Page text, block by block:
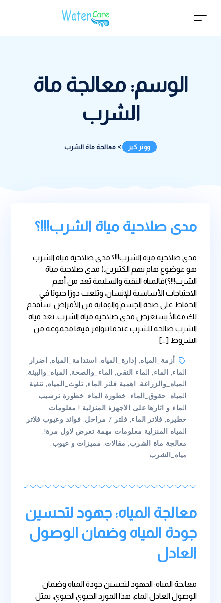
الوسم: معالجة ماة
الشرب
ووتر كير > معالجة ماة الشرب
مدى صلاحية مياة الشرب!!!؟
مدى صلاحية مياة الشرب!!!؟ مدى صلاحية مياه الشرب
هو موضوع هام يهم الكثيرين.( مدى صلاحية مياة
الشرب!!!؟)فالمياه النقية والسليمة تعد من أهم
الاحتياجات الأساسية للإنسان، وتلعب دورًا حيويًا في
الحفاظ على صحة الجسم والوقاية من الأمراض. سأقدم
لك مقالًا يستعرض مدى صلاحية مياه الشرب. تعد مياه
الشرب صالحة للشرب عندما تتوافر فيها مجموعة من
الشروط […]
Tagsأزمة_المياه, إدارة_المياه, استدامة_المياه, اضرار
الماء, الماء, الماء النقي, الماء_والصحة, المياه_والبيئة,
المياه_والزراعة, اهمية فلتر الماء, تلوث_المياه, تنقية
المياه, حقوق_الماء, خطورة الماء, خطورة ترسيب
الماء و اثارها على الاجهزة المنزلية ! معلومات
خطيره, فلاتر الماء, فلتر 7 مراحل , فوائد وعيوب فلاتر
المياه المنزلية معلومات مهمة تعرض لاول مرة!,
معالجة ماة الشرب, مقالات, مميزات و عيوب,
مياه_الشرب
معالجة المياه: جهود لتحسين
جودة المياه وضمان الوصول
العادل
معالجة المياه: الجهود لتحسين جودة المياه وضمان
الوصول العادل الماء، هذا المورد الحيوي الحيوي، يمثل